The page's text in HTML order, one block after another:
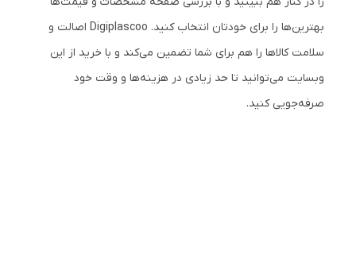
بهترین‌ها را برای خودتان انتخاب کنید. Digiplascoo اصالت و
سلامت کالاها را هم برای شما تضمین می‌کند و با خرید از این
وبسایت می‌توانید تا حد زیادی در هزینه‌ها و وقت خود
صرفه‌جویی کنید.